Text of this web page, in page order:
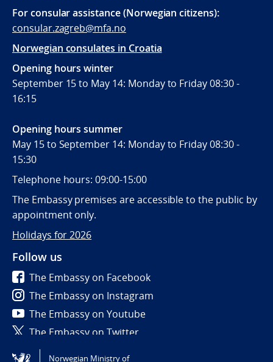
For consular assistance (Norwegian citizens):
consular.zagreb@mfa.no
Norwegian consulates in Croatia
Opening hours winter
September 15 to May 14: Monday to Friday 08:30 -
16:15
Opening hours summer
May 15 to September 14: Monday to Friday 08:30 -
15:30
Telephone hours: 09:00-15:00
The Embassy premises are accessible to the public by
appointment only.
Holidays for 2026
Follow us
The Embassy on Facebook
The Embassy on Instagram
The Embassy on Youtube
The Embassy on Twitter
Norwegian Ministry of